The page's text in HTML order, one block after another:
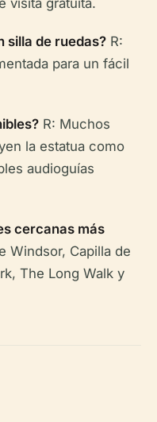
visita gratuita.
silla de ruedas? R:
para un fácil
R: Muchos
la estatua como
audioguías
cercanas más
Windsor, Capilla de
The Long Walk y